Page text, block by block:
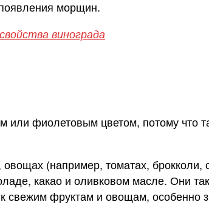
морщин.
винограда
фиолетовым цветом, потому что
(например, томатах,
какао и оливковом масле. Они
свежим фруктам и овощам, особенно